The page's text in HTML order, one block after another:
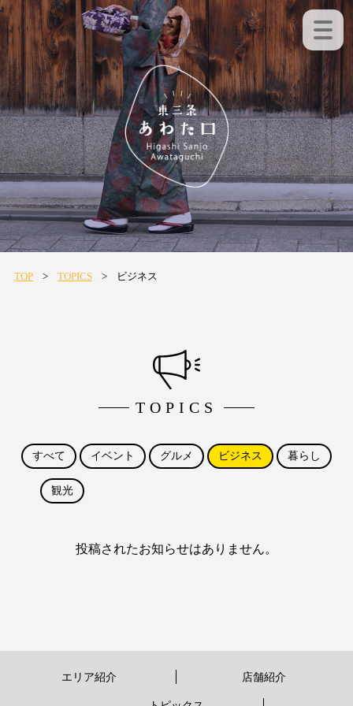
TOP TOPICS ビジネス
TOPICS
すべて イベント グルメ ビジネス 暮らし
観光
投稿されたお知らせはありません。
エリア紹介 店舗紹介